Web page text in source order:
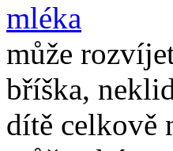
může
bříška,
dítě celkově